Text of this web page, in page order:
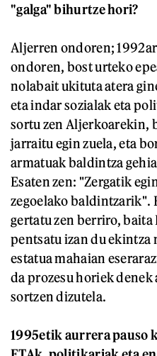
"galga" bihurtze hori?
Aljerren ondoren;
ondoren, bost urteko
nolabait ukituta atera
eta indar sozialak eta
sortu zen Aljerkoarekin,
jarraitu egin zuela, eta
armatuak baldintza
Esaten zen: "Zergatik
zegoelako baldintzarik".
gertatu zen berriro,
pentsatu izan du
estatua mahaian
da prozesu horiek denek
sortzen dizutela.
1995etik aurrera pauso